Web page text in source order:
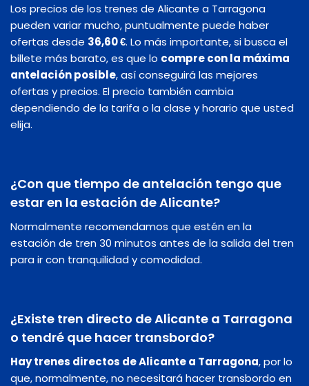
Los precios de los trenes de Alicante a Tarragona
pueden variar mucho, puntualmente puede haber
ofertas desde 36,60 €. Lo más importante, si busca el
billete más barato, es que lo compre con la máxima
antelación posible, así conseguirá las mejores
ofertas y precios. El precio también cambia
dependiendo de la tarifa o la clase y horario que usted
elija.
¿Con que tiempo de antelación tengo que
estar en la estación de Alicante?
Normalmente recomendamos que estén en la
estación de tren 30 minutos antes de la salida del tren
para ir con tranquilidad y comodidad.
¿Existe tren directo de Alicante a Tarragona
o tendré que hacer transbordo?
Hay trenes directos de Alicante a Tarragona, por lo
que, normalmente, no necesitará hacer transbordo en